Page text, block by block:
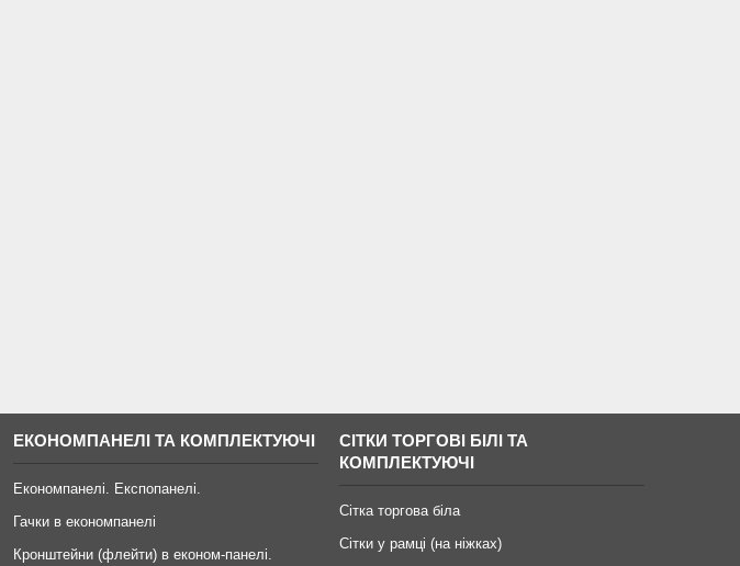
ЕКОНОМПАНЕЛІ ТА КОМПЛЕКТУЮЧІ
Економпанелі. Експопанелі.
Гачки в економпанелі
Кронштейни (флейти) в економ-панелі.
СІТКИ ТОРГОВІ БІЛІ ТА
КОМПЛЕКТУЮЧІ
Сітка торгова біла
Сітки у рамці (на ніжках)